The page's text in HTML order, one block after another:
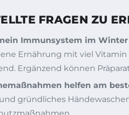
FRAGEN ZU
Immunsystem im
Ernährung mit viel
Ergänzend können
helfen am
gründliches